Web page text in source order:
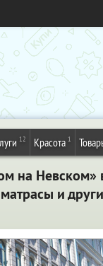
12 Красота 1
на
и